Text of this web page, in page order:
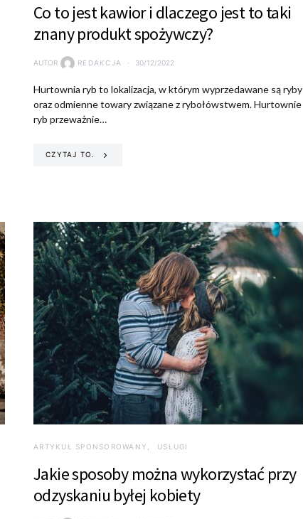
Co to jest kawior i dlaczego jest to taki
znany produkt spożywczy?
AUTOR REDAKCJA 30/12/2022
Hurtownia ryb to lokalizacja, w którym wyprzedawane są ryby
oraz odmienne towary związane z rybołówstwem. Hurtownie
ryb przeważnie…
CZYTAJ TO.
ARTYKUŁ SPONSOROWANY USŁUGI
Jakie sposoby można wykorzystać przy
odzyskaniu byłej kobiety